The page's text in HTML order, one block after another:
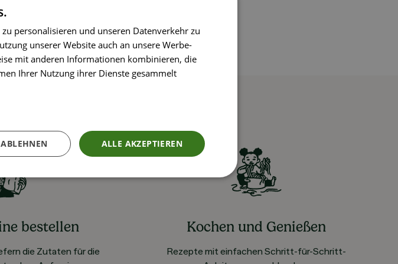
bestellen
die Zutaten für die
Kochen und Genießen
Rezepte mit einfachen Schritt-für-Schritt-
personalisieren und unseren Datenverkehr zu
unserer Website auch an unsere Werbe-
mit anderen Informationen kombinieren, die
Ihrer Nutzung ihrer Dienste gesammelt
ALLE AKZEPTIEREN